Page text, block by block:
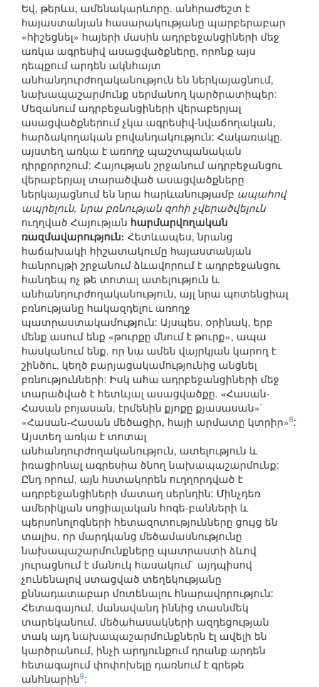
Եվ, թերևս, ամենակարևորը. անհրաժեշտ է
հայաստանյան հասարակությանը պարբերաբար
«հիշեցնել» հայերի մասին ադրբեջանցիների մեջ
առկա ագրեսիվ ասացվածքները, որոնք այս
դեպքում արդեն ակնհայտ
անհանդուրժողականություն են ներկայացնում,
նախապաշարմունք սերմանող կարծրատիպեր:
Մեզանում ադրբեջանցիների վերաբերյալ
ասացվածքներում չկա ագրեսիվ-նվաճողական,
հարձակողական բովանդակություն: Հակառակը.
այստեղ առկա է առողջ պաշտպանական
դիրքորոշում: Հայության շրջանում ադրբեջանցու
վերաբերյալ տարածված ասացվածքները
ներկայացնում են նրա հարևանությամբ ապահով
ապրելուն, նրա բռնության զոհի չվերածվելուն
ուղղված Հայության հարմարվողական
ռազմավարություն: Հետևապես, նրանց
հաճախակի հիշատակումը հայաստանյան
հանրույթի շրջանում ձևավորում է ադրբեջանցու
հանդեպ ոչ թե տոտալ ատելություն և
անհանդուրժողականություն, այլ նրա պոտենցիալ
բռնությանը հակազդելու առողջ
պատրաստակամություն: Այսպես, օրինակ, երբ
մենք ասում ենք «թուրքը մնում է թուրք», ապա
հասկանում ենք, որ նա ամեն վայրկյան կարող է
շինծու, կեղծ բարյացակամությունից անցնել
բռնությունների: Իսկ ահա ադրբեջանցիների մեջ
տարածված է հետևյալ ասացվածքը. «Հասան-
Հասան բոյասան, էրմենին քյոքը քյասասան»`
«Հասան-Հասան մեծացիր, հայի արմատը կտրիր»8:
Այստեղ առկա է տոտալ
անհանդուրժողականություն, ատելություն և
իռացիոնալ ագրեսիա ծնող նախապաշարմունք:
Ընդ որում, այն հստակորեն ուղղորդված է
ադրբեջանցիների մատաղ սերնդին: Մինչդեռ
ամերիկյան սոցիալական հոգե-բանների և
պերսոնոլոգների հետազոտությունները ցույց են
տալիս, որ մարդկանց մեծամասնությունը
նախապաշարմունքները պատրաստի ձևով
յուրացնում է մանուկ հասակում` այդպիսով
չունենալով ստացված տեղեկությանը
քննադատաբար մոտենալու հնարավորություն:
Հետագայում, մանավանդ իննից տասնմեկ
տարեկանում, մեծահասակների ազդեցության
տակ այդ նախապաշարմունքներն էլ ավելի են
կարծրանում, ինչի արդյունքում դրանք արդեն
հետագայում փոփոխելը դառնում է գրեթե
անհնարին9: